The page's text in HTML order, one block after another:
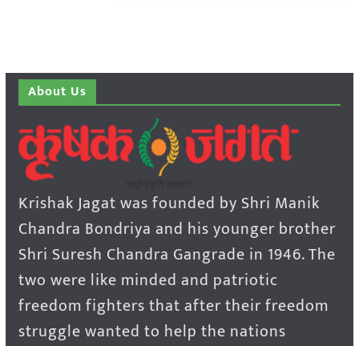
About Us
Krishak Jagat was founded by Shri Manik
Chandra Bondriya and his younger brother
Shri Suresh Chandra Gangrade in 1946. The
two were like minded and patriotic
freedom fighters that after their freedom
struggle wanted to help the nations